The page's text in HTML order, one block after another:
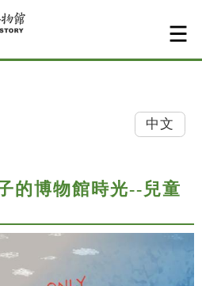
中文
的博物館時光--兒童